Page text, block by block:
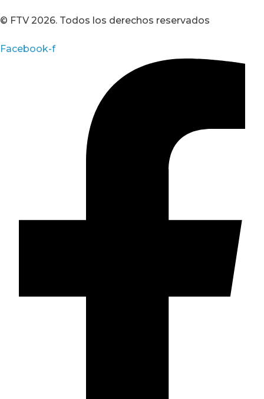
© FTV 2026. Todos los derechos reservados
Facebook-f